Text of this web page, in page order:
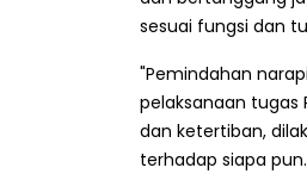
sesuai fungsi dan
"Pemindahan
pelaksanaan tugas
dan ketertiban,
terhadap siapa pun.